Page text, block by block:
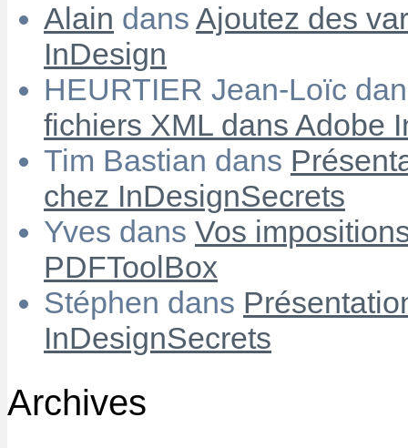
Alain dans Ajoutez des
InDesign
HEURTIER Jean-Loïc
fichiers XML dans Adobe
Tim Bastian dans
chez InDesignSecrets
Yves dans Vos
PDFToolBox
Stéphen dans
InDesignSecrets
Archives